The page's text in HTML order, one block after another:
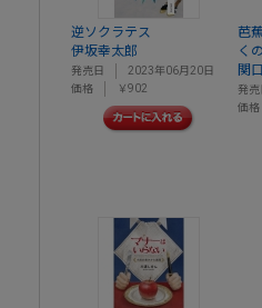
逆ソクラテス
伊坂幸太郎
発売日
2023年06月20日
価格
￥902
芭
く
関
発売
価格